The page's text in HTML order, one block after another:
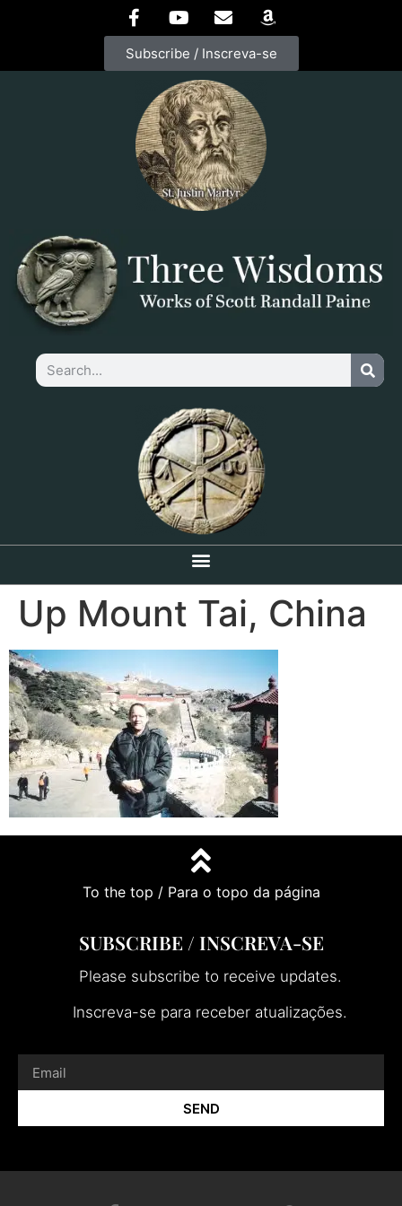
Subscribe / Inscreva-se
Up Mount Tai, China
To the top / Para o topo da página
SUBSCRIBE / INSCREVA-SE
Please subscribe to receive updates.
Inscreva-se para receber atualizações.
SEND